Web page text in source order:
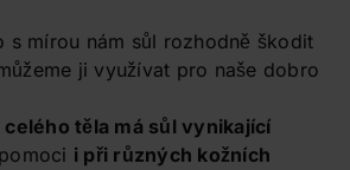
s mírou nám sůl rozhodně škodit
ji využívat pro naše dobro
těla má sůl vynikající
i při různých kožních